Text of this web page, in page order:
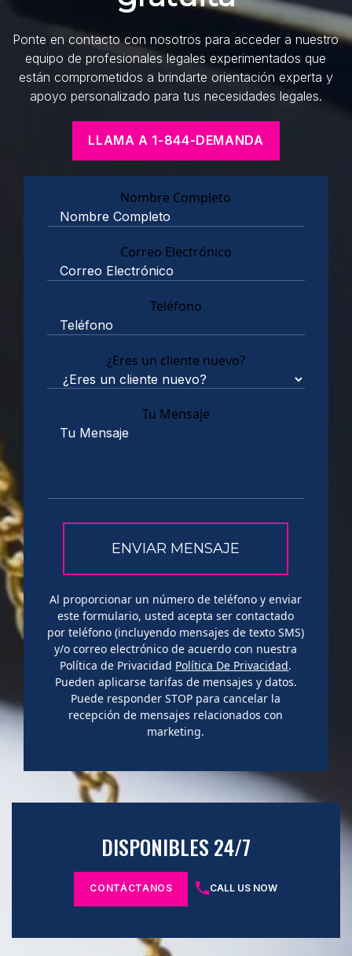
Ponte en contacto con nosotros para acceder a nuestro
equipo de profesionales legales experimentados que
están comprometidos a brindarte orientación experta y
apoyo personalizado para tus necesidades legales.
LLAMA A 1-844-DEMANDA
Nombre Completo
Correo Electrónico
Teléfono
¿Eres un cliente nuevo?
Tu Mensaje
Al proporcionar un número de teléfono y enviar
este formulario, usted acepta ser contactado
por teléfono (incluyendo mensajes de texto SMS)
y/o correo electrónico de acuerdo con nuestra
Política de Privacidad Política De Privacidad.
Pueden aplicarse tarifas de mensajes y datos.
Puede responder STOP para cancelar la
recepción de mensajes relacionados con
marketing.
DISPONIBLES 24/7
CONTÁCTANOS CALL US NOW